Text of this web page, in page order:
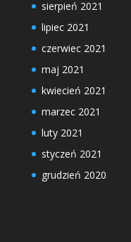
sierpień 2021
lipiec 2021
czerwiec 2021
maj 2021
kwiecień 2021
marzec 2021
luty 2021
styczeń 2021
grudzień 2020